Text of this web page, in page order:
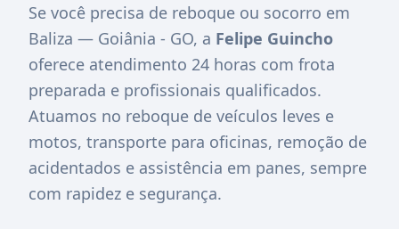
Se você precisa de reboque ou socorro em
Baliza — Goiânia - GO, a Felipe Guincho
oferece atendimento 24 horas com frota
preparada e profissionais qualificados.
Atuamos no reboque de veículos leves e
motos, transporte para oficinas, remoção de
acidentados e assistência em panes, sempre
com rapidez e segurança.